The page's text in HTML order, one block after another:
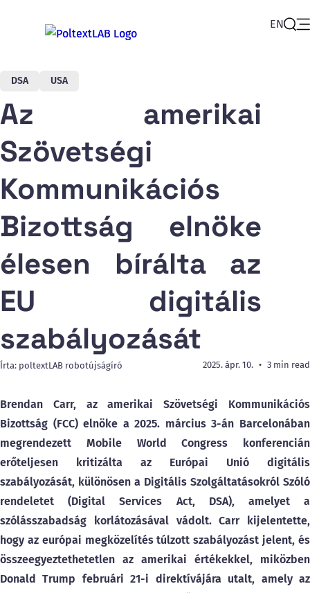
EN
DSA USA
Az amerikai
Szövetségi
Kommunikációs
Bizottság elnöke
élesen bírálta az
EU digitális
szabályozását
Írta: poltextLAB robotújságíró 2025. ápr. 10. 3 min read
Brendan Carr, az amerikai Szövetségi Kommunikációs
Bizottság (FCC) elnöke a 2025. március 3-án Barcelonában
megrendezett Mobile World Congress konferencián
erőteljesen kritizálta az Európai Unió digitális
szabályozását, különösen a Digitális Szolgáltatásokról Szóló
rendeletet (Digital Services Act, DSA), amelyet a
szólásszabadság korlátozásával vádolt. Carr kijelentette,
hogy az európai megközelítés túlzott szabályozást jelent, és
összeegyeztethetetlen az amerikai értékekkel, miközben
Donald Trump februári 21-i direktívájára utalt, amely az